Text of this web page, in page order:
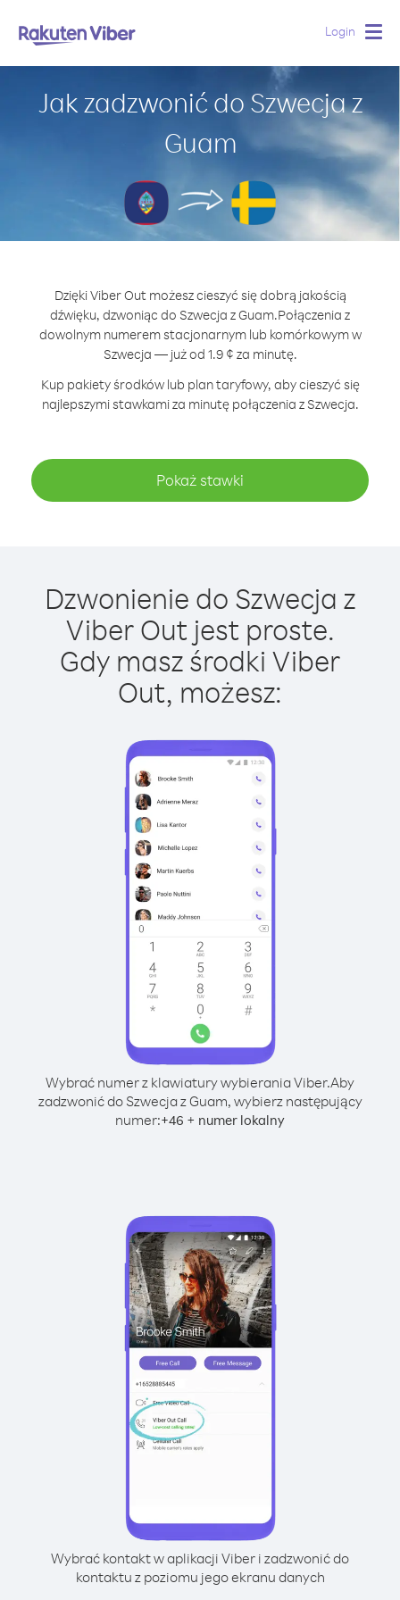
Login
Jak zadzwonić do Szwecja z
Guam
Dzięki Viber Out możesz cieszyć się dobrą jakością
dźwięku, dzwoniąc do Szwecja z Guam.Połączenia z
dowolnym numerem stacjonarnym lub komórkowym w
Szwecja — już od 1.9 ¢ za minutę.
Kup pakiety środków lub plan taryfowy, aby cieszyć się
najlepszymi stawkami za minutę połączenia z Szwecja.
Pokaż stawki
Dzwonienie do Szwecja z
Viber Out jest proste.
Gdy masz środki Viber
Out, możesz:
Wybrać numer z klawiatury wybierania Viber.Aby
zadzwonić do Szwecja z Guam, wybierz następujący
numer:+46 + numer lokalny
Wybrać kontakt w aplikacji Viber i zadzwonić do
kontaktu z poziomu jego ekranu danych